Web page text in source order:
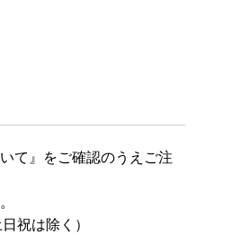
て』
をご確認のうえご注
祝は除く）